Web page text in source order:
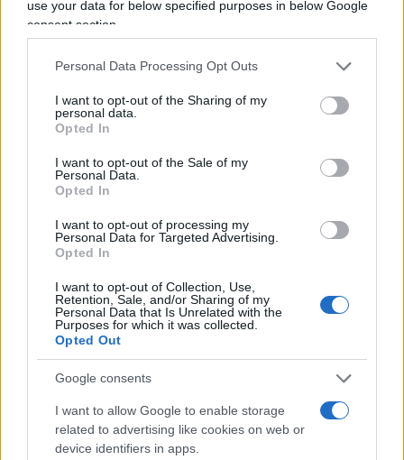
use your data for below specified purposes in below Google
consent section.
Personal Data Processing Opt Outs
I want to opt-out of the Sharing of my
personal data.
Opted In
I want to opt-out of the Sale of my
Personal Data.
Opted In
I want to opt-out of processing my
Personal Data for Targeted Advertising.
Opted In
I want to opt-out of Collection, Use,
Retention, Sale, and/or Sharing of my
Personal Data that Is Unrelated with the
Purposes for which it was collected.
Opted Out
Google consents
I want to allow Google to enable storage
related to advertising like cookies on web or
device identifiers in apps.
Il dubbio viene. Soprattutto se uno va a ripescare
le prime pagine del 10 ottobre 2021, il giorno
della CGIL. In quel caso IlCorseradedicò alla
razzia il titolone di prima pagina (“La guerriglia
urbana dei No Vax”). Lo stessoRepubblica: “Assalto
squadrista al lavoro”. E andò ben oltre il fotone
La Stampa
“squadrismo nero” e “assalto alla Capitale”.Come
mai per i “No Vax” guidato dai destri di Forza
Nuova così tanta indignazione, mentre per i
Pro Pal sinistri un po’ meno?Eppure i fatti si
simigliano tantissimo: il corteo verso la sede,
l’assenza di abbastanza polizia all’ingresso, il
sacco degli Unni, i muri imbrattati, i documenti
gettati all’aria, le minacce verbali a cronisti e
dipendenti. Perché allora la devastazione della
CGIL sembrava aver portato la democrazia